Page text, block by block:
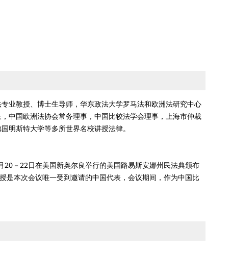
业教授、博士生导师，华东政法大学罗马法和欧洲法研究中心
中国欧洲法协会常务理事，中国比较法学会理事，上海市仲裁
明斯特大学等多所世界名校讲授法律。
－22日在美国新奥尔良举行的美国路易斯安娜州民法典颁布
是本次会议唯一受到邀请的中国代表，会议期间，作为中国比